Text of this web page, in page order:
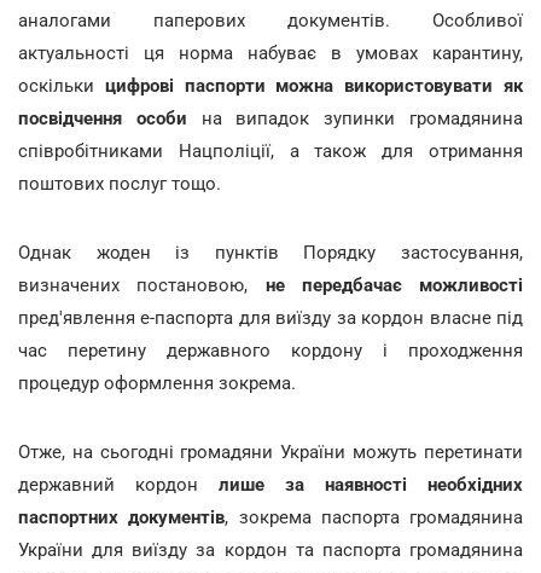
аналогами паперових документів. Особливої
актуальності ця норма набуває в умовах карантину,
оскільки цифрові паспорти можна використовувати як
посвідчення особи на випадок зупинки громадянина
співробітниками Нацполіції, а також для отримання
поштових послуг тощо.
Однак жоден із пунктів Порядку застосування,
визначених постановою, не передбачає можливості
пред'явлення е-паспорта для виїзду за кордон власне під
час перетину державного кордону і проходження
процедур оформлення зокрема.
Отже, на сьогодні громадяни України можуть перетинати
державний кордон лише за наявності необхідних
паспортних документів, зокрема паспорта громадянина
України для виїзду за кордон та паспорта громадянина